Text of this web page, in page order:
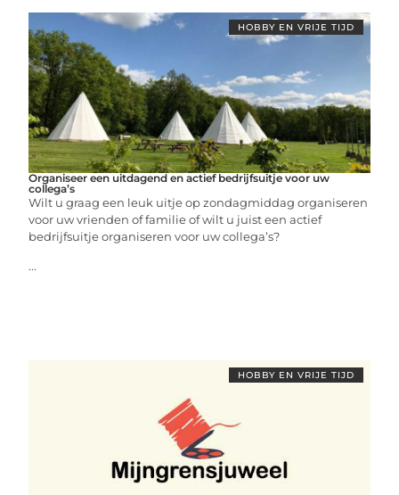
HOBBY EN VRIJE TIJD
Organiseer een uitdagend en actief bedrijfsuitje voor uw
collega’s
Wilt u graag een leuk uitje op zondagmiddag organiseren
voor uw vrienden of familie of wilt u juist een actief
bedrijfsuitje organiseren voor uw collega’s?
...
HOBBY EN VRIJE TIJD